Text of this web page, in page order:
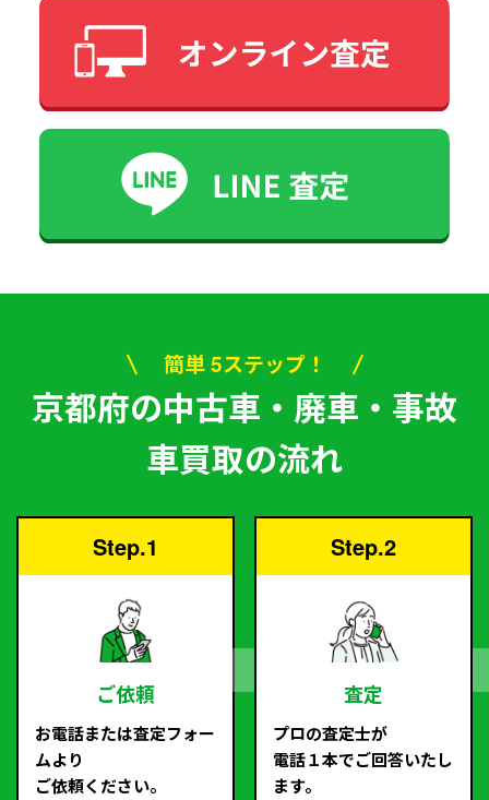
簡単 5ステップ！
京都府の中古車・廃車・事故
車買取の流れ
Step.1
ご依頼
お電話または査定フォー
ムより
ご依頼ください。
Step.2
査定
プロの査定士が
電話１本でご回答いたし
ます。